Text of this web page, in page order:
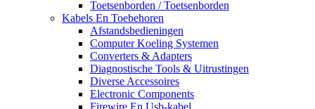
Toetsenborden / Toetsenborden
Kabels En Toebehoren
Afstandsbedieningen
Computer Koeling Systemen
Converters & Adapters
Diagnostische Tools & Uitrustingen
Diverse Accessoires
Electronic Components
Firewire En Usb-kabel